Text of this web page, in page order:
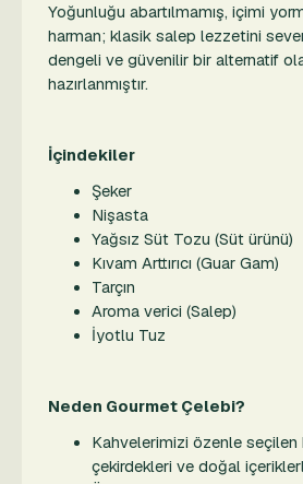
Yoğunluğu abartılmamış, içimi
harman; klasik salep lezzetini
dengeli ve güvenilir bir alternatif
hazırlanmıştır.
İçindekiler
Şeker
Nişasta
Yağsız Süt Tozu (Süt ürünü)
Kıvam Arttırıcı (Guar Gam)
Tarçın
Aroma verici (Salep)
İyotlu Tuz
Neden Gourmet Çelebi?
Kahvelerimizi özenle seçilen
çekirdekleri ve doğal